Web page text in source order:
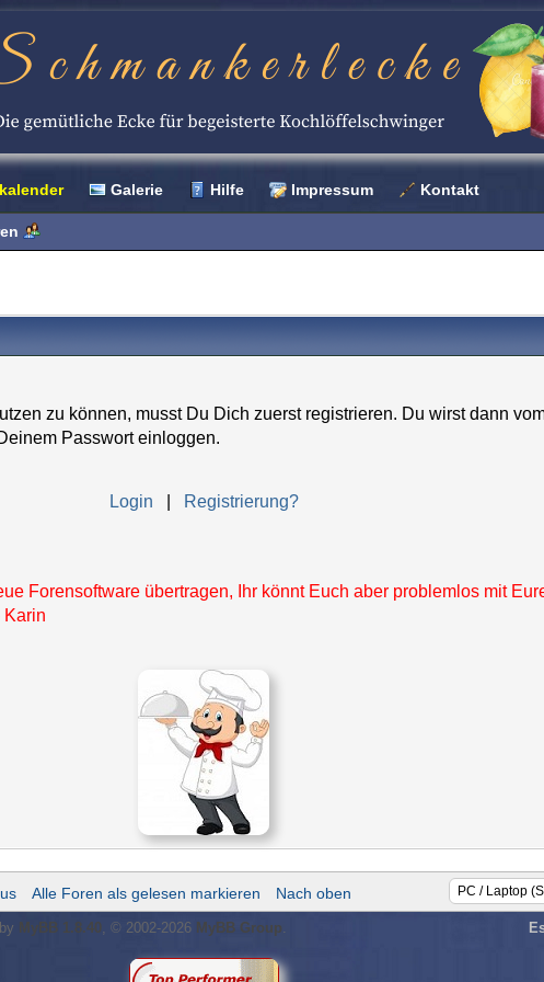
Galerie Hilfe Impressum Kontakt
zu können, musst Du Dich zuerst registrieren. Du wirst dann
Passwort einloggen.
Login Registrierung?
Forensoftware übertragen, Ihr könnt Euch aber problemlos mit
Karin
Alle Foren als gelesen markieren Nach oben
MyBB 1.8.40, © 2002-2026 MyBB Group.